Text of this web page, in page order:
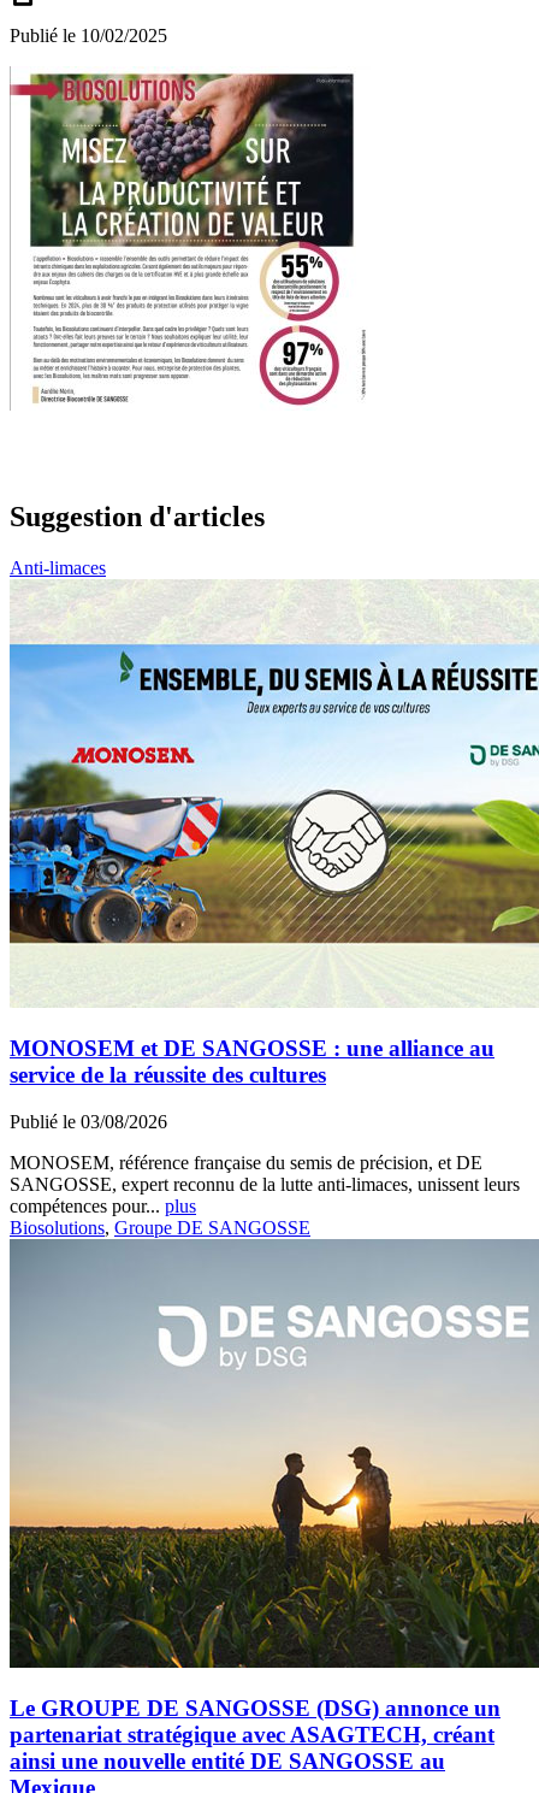
Publié le 10/02/2025
Suggestion d'articles
Anti-limaces
MONOSEM et DE SANGOSSE : une alliance au
service de la réussite des cultures
Publié le 03/08/2026
MONOSEM, référence française du semis de précision, et DE
SANGOSSE, expert reconnu de la lutte anti-limaces, unissent leurs
compétences pour... plus
Biosolutions, Groupe DE SANGOSSE
Le GROUPE DE SANGOSSE (DSG) annonce un
partenariat stratégique avec ASAGTECH, créant
ainsi une nouvelle entité DE SANGOSSE au
Mexique